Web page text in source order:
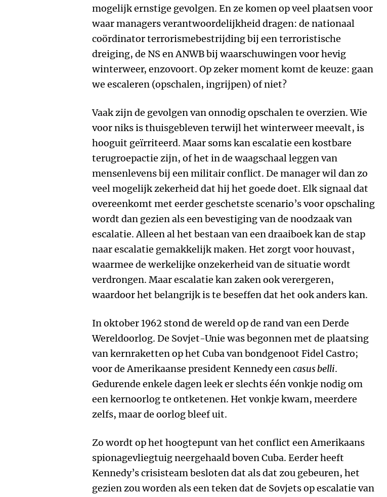
mogelijk ernstige gevolgen. En ze komen op veel plaatsen voor
waar managers verantwoordelijkheid dragen: de nationaal
coördinator terrorismebestrijding bij een terroristische
dreiging, de NS en ANWB bij waarschuwingen voor hevig
winterweer, enzovoort. Op zeker moment komt de keuze: gaan
we escaleren (opschalen, ingrijpen) of niet?
Vaak zijn de gevolgen van onnodig opschalen te overzien. Wie
voor niks is thuisgebleven terwijl het winterweer meevalt, is
hooguit geïrriteerd. Maar soms kan escalatie een kostbare
terugroepactie zijn, of het in de waagschaal leggen van
mensenlevens bij een militair conflict. De manager wil dan zo
veel mogelijk zekerheid dat hij het goede doet. Elk signaal dat
overeenkomt met eerder geschetste scenario’s voor opschaling
wordt dan gezien als een bevestiging van de noodzaak van
escalatie. Alleen al het bestaan van een draaiboek kan de stap
naar escalatie gemakkelijk maken. Het zorgt voor houvast,
waarmee de werkelijke onzekerheid van de situatie wordt
verdrongen. Maar escalatie kan zaken ook verergeren,
waardoor het belangrijk is te beseffen dat het ook anders kan.
In oktober 1962 stond de wereld op de rand van een Derde
Wereldoorlog. De Sovjet-Unie was begonnen met de plaatsing
van kernraketten op het Cuba van bondgenoot Fidel Castro;
voor de Amerikaanse president Kennedy eencasus belli.
Gedurende enkele dagen leek er slechts één vonkje nodig om
een kernoorlog te ontketenen. Het vonkje kwam, meerdere
zelfs, maar de oorlog bleef uit.
Zo wordt op het hoogtepunt van het conflict een Amerikaans
spionagevliegtuig neergehaald boven Cuba. Eerder heeft
Kennedy’s crisisteam besloten dat als dat zou gebeuren, het
gezien zou worden als een teken dat de Sovjets op escalatie van